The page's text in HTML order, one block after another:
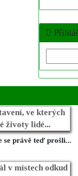
se právě teď prošli...